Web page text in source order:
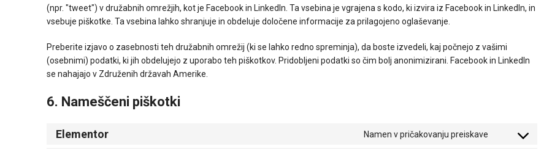
(npr. "tweet") v družabnih omrežjih, kot je Facebook in LinkedIn. Ta vsebina je vgrajena s kodo, ki izvira iz Facebook in LinkedIn, in
vsebuje piškotke. Ta vsebina lahko shranjuje in obdeluje določene informacije za prilagojeno oglaševanje.
Preberite izjavo o zasebnosti teh družabnih omrežij (ki se lahko redno spreminja), da boste izvedeli, kaj počnejo z vašimi
(osebnimi) podatki, ki jih obdelujejo z uporabo teh piškotkov. Pridobljeni podatki so čim bolj anonimizirani. Facebook in LinkedIn
se nahajajo v Združenih državah Amerike.
6. Nameščeni piškotki
Elementor Namen v pričakovanju preiskave